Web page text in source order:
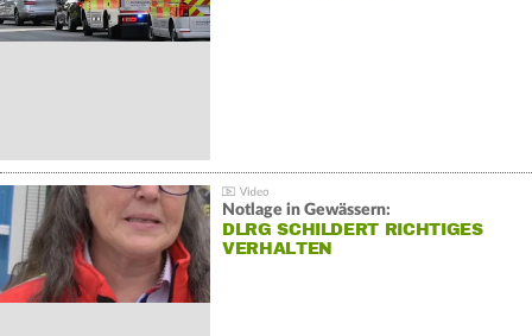
Notlage in Gewässern:
DLRG SCHILDERT RICHTIGES
VERHALTEN